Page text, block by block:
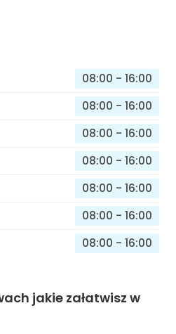
08:00 - 16:00
08:00 - 16:00
08:00 - 16:00
08:00 - 16:00
08:00 - 16:00
08:00 - 16:00
08:00 - 16:00
jakie załatwisz w